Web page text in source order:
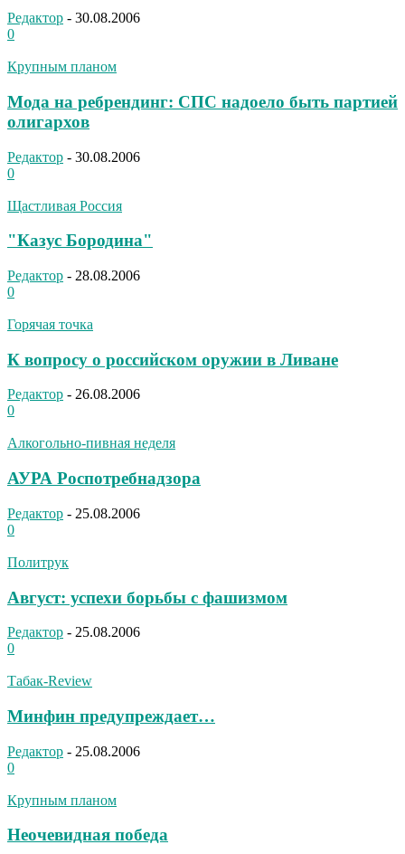
Редактор - 30.08.2006
0
Крупным планом
Мода на ребрендинг: СПС надоело быть партией
олигархов
Редактор - 30.08.2006
0
Щастливая Россия
"Казус Бородина"
Редактор - 28.08.2006
0
Горячая точка
К вопросу о российском оружии в Ливане
Редактор - 26.08.2006
0
Алкогольно-пивная неделя
АУРА Роспотребнадзора
Редактор - 25.08.2006
0
Политрук
Август: успехи борьбы с фашизмом
Редактор - 25.08.2006
0
Табак-Review
Минфин предупреждает…
Редактор - 25.08.2006
0
Крупным планом
Неочевидная победа